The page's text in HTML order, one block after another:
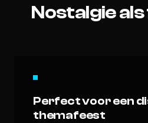
Nostalgie
Perfect voor een
themafeest